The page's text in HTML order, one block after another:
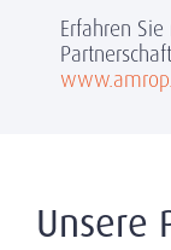
Erfahren
Unsere